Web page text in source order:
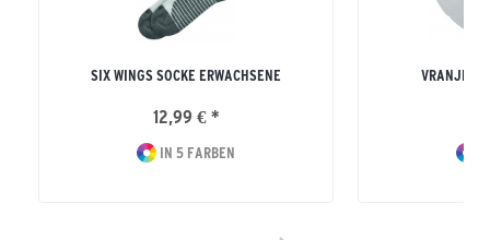
SIX WINGS SOCKE ERWACHSENE
12,99 € *
IN 5 FARBEN
VRANJES